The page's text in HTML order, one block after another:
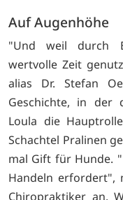
Auf Augenhöhe
"Und weil durch
wertvolle Zeit
alias Dr. Stefan
Geschichte, in der
Loula die
Schachtel Pralinen
mal Gift für Hunde.
Handeln erfordert",
Chiropraktiker an.